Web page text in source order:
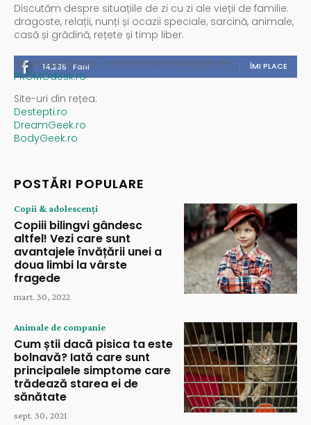
Discutăm despre situațiile de zi cu zi ale vieții de familie:
dragoste, relații, nunți și ocazii speciale, sarcină, animale,
casă și grădină, rețete și timp liber.
14,235 Fani ÎMI PLACE
Spații publicitare / reclamă administrată de
PROMOdesk.ro
Site-uri din rețea:
Destepti.ro
DreamGeek.ro
BodyGeek.ro
POSTĂRI POPULARE
Copii & adolescenți
Copiii bilingvi gândesc
altfel! Vezi care sunt
avantajele învățării unei a
doua limbi la vârste
fragede
mart. 30, 2022
Animale de companie
Cum știi dacă pisica ta este
bolnavă? Iată care sunt
principalele simptome care
trădează starea ei de
sănătate
sept. 30, 2021